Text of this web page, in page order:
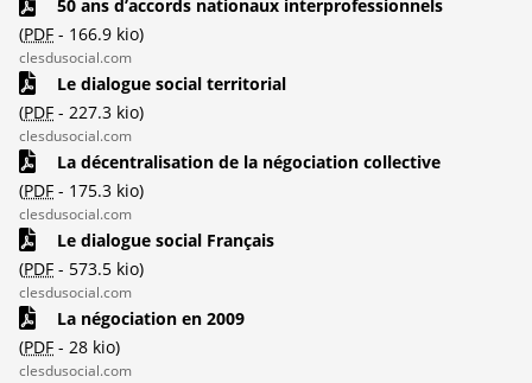
50 ans d’accords nationaux interprofessionnels
(PDF - 166.9 kio)
clesdusocial.com
Le dialogue social territorial
(PDF - 227.3 kio)
clesdusocial.com
La décentralisation de la négociation collective
(PDF - 175.3 kio)
clesdusocial.com
Le dialogue social Français
(PDF - 573.5 kio)
clesdusocial.com
La négociation en 2009
(PDF - 28 kio)
clesdusocial.com